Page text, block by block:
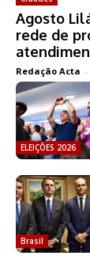
Agosto
rede de
Redação Acta -
ELEIÇÕES 2026
Brasil